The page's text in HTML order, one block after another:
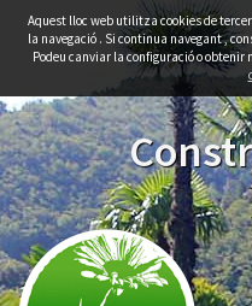
Aquest lloc web utilitza cookies de
la navegació . Si continua navegant ,
Podeu canviar la configuració o